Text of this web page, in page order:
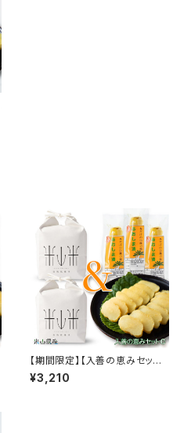
【期間限定】【入善の恵みセット
Ｃ】米山米（白米・専用パッケー
ジ合計2㎏）＆あおしま漬け(3
¥3,210